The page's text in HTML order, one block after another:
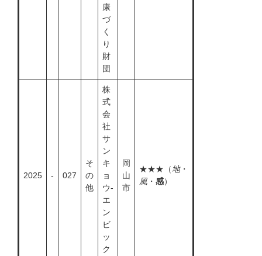
康
づ
く
り
財
団
2025 - 027
そ
の
他
株
式
会
社
サ
ン
キ
ョ
ウ-
エ
ン
ビ
ッ
ク
岡
山
市
★★★（地・
風 ・ 感）